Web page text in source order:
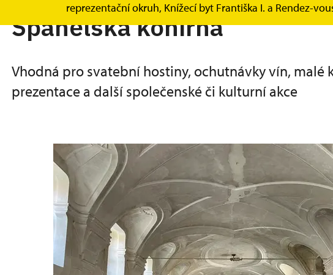
reprezentační okruh, Knížecí byt Františka I. a Rendez-
Španělská konírna
Vhodná pro svatební hostiny, ochutnávky vín, malé
prezentace a další společenské či kulturní akce